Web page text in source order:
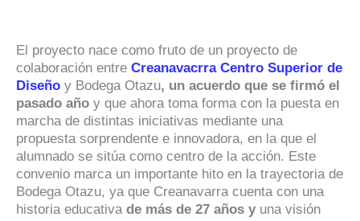
El proyecto nace como fruto de un proyecto de
colaboración entre Creanavacrra Centro Superior de
Diseño y Bodega Otazu, un acuerdo que se firmó el
pasado año y que ahora toma forma con la puesta en
marcha de distintas iniciativas mediante una
propuesta sorprendente e innovadora, en la que el
alumnado se sitúa como centro de la acción. Este
convenio marca un importante hito en la trayectoria de
Bodega Otazu, ya que Creanavarra cuenta con una
historia educativa de más de 27 años y una visión